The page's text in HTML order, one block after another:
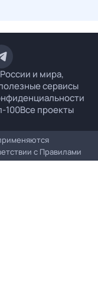
и мира,
сервисы
100Все проекты
с Правилами